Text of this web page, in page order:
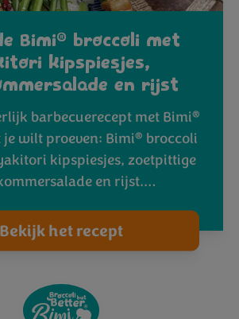
Bimi® broccoli met
kipspiesjes,
en rijst
barbecuerecept met Bimi®
wilt proeven: Bimi® broccoli
kipspiesjes, zoetpittige
en rijst.…
Bekijk het recept